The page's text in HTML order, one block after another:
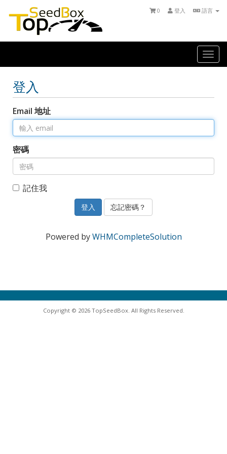
語言
登入
0
登入
Email 地址
密碼
記住我
忘記密碼？
Powered byWHMCompleteSolution
Copyright © 2026 TopSeedBox. All Rights Reserved.